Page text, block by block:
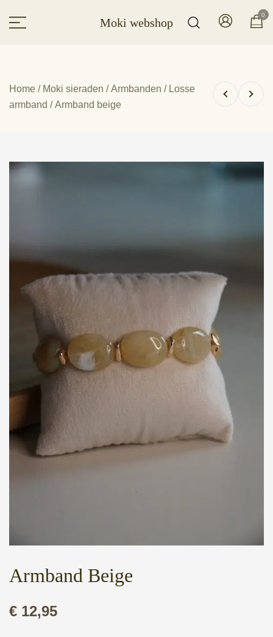
naar
Moki webshop
0
Home / Moki sieraden /Armbanden / Losse
armband / Armband beige
Armband Beige
€ 12,95